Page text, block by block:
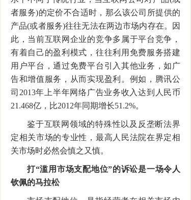
者服务)的定价不合适时，那么该公司所提供的
产品(或者服务)往往无法在两边市场内存在。因
此，当前互联网企业的竞争多属于平台竞争，
有着自己的盈利模式，往往利用免费服务搭建
用户平台，通过免费平台引入其他业务，如广
告和增值服务，从而实现盈利。例如，腾讯公
司2013年上半年网络广告业务收入达到人民币
21.468亿，比2012年同期增长51.2%。
鉴于互联网领域的特殊性以及反垄断法界
定相关市场的专业性，最高人民法院在界定相
关市场时必然会慎之又慎。
打“滥用市场支配地位”的诉讼是一场令人
钦佩的马拉松